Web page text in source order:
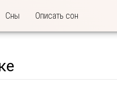
Сны Описать сон